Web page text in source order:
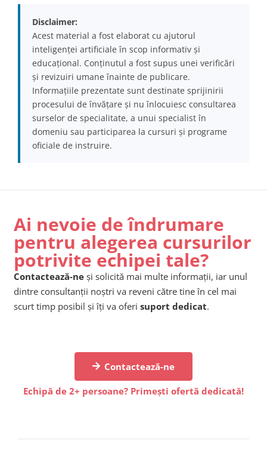
Disclaimer:
Acest material a fost elaborat cu ajutorul
inteligenței artificiale în scop informativ și
educațional. Conținutul a fost supus unei verificări
și revizuiri umane înainte de publicare.
Informațiile prezentate sunt destinate sprijinirii
procesului de învățare și nu înlocuiesc consultarea
surselor de specialitate, a unui specialist în
domeniu sau participarea la cursuri și programe
oficiale de instruire.
Ai nevoie de îndrumare
pentru alegerea cursurilor
potrivite echipei tale?
Contactează-ne și solicită mai multe informații, iar unul
dintre consultanții noștri va reveni către tine în cel mai
scurt timp posibil și îți va oferi suport dedicat.
Contactează-ne
Echipă de 2+ persoane? Primești ofertă dedicată!